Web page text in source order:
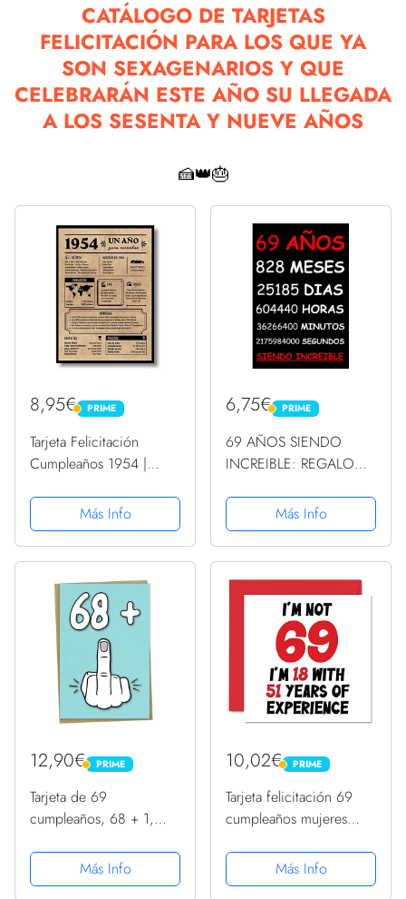
CATÁLOGO DE TARJETAS
FELICITACIÓN PARA LOS QUE YA
SON SEXAGENARIOS Y QUE
CELEBRARÁN ESTE AÑO SU LLEGADA
A LOS SESENTA Y NUEVE AÑOS
🍰👑🎂
8,95€ PRIME
PRIME
Tarjeta Felicitación
Cumpleaños 1954 |
Año de Nacimiento
1954 | Póster
Cumpleaños Vintage |
69 cumpleaños mujer...
Más Info
6,75€ PRIME
PRIME
69 AÑOS SIENDO
INCREIBLE: REGALO
AÑOS DE
CUMPLEAÑOS
ORIGINAL Y DIVERTIDO
APUNTES O AGENDA,
DIARIO, LEBRETA DE
NOTAS..
Más Info
12,90€ PRIME
PRIME
Tarjeta de 69
cumpleaños, 68 + 1,
cumpleaños para
mujeres u hombres de
Más Info
10,02€ PRIME
PRIME
Tarjeta felicitación 69
cumpleaños mujeres
experiencia, divertida
tarjeta felicitación
Más Info